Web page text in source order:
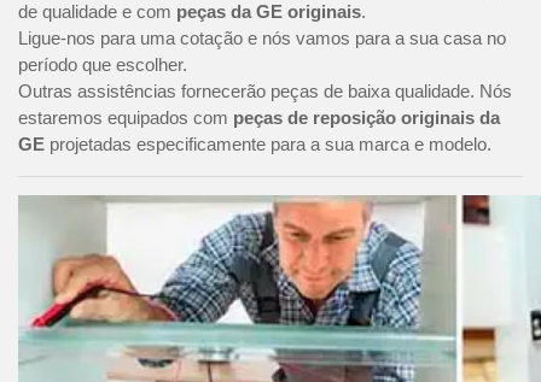
de qualidade e com peças da GE originais.
Ligue-nos para uma cotação e nós vamos para a sua casa no
período que escolher.
Outras assistências fornecerão peças de baixa qualidade. Nós
estaremos equipados com peças de reposição originais da
GE projetadas especificamente para a sua marca e modelo.